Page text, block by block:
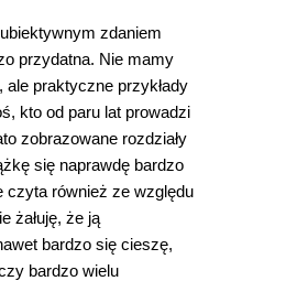
zdaniem
przydatna. Nie mamy
ale praktyczne przykłady
kto od paru lat prowadzi
zobrazowane rozdziały
się naprawdę bardzo
czyta również ze względu
żałuję, że ją
bardzo się cieszę,
bardzo wielu